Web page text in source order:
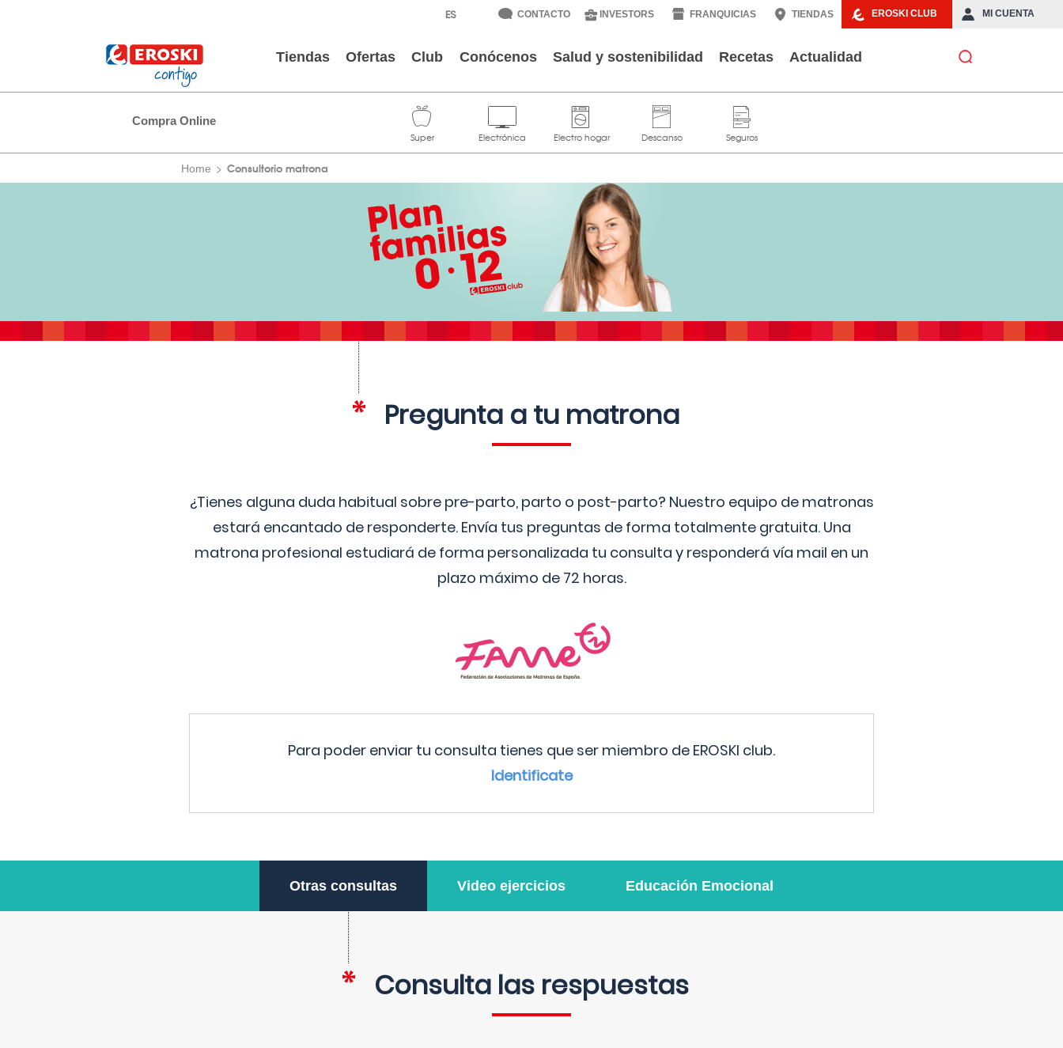
EROSKI CLUB MI CUENTA
CONTACTO INVESTORS FRANQUICIAS TIENDAS
Tiendas Ofertas Club Conócenos Salud y sostenibilidad Recetas Actualidad
Compra Online
Home Consultorio matrona
Pregunta a tu matrona
¿Tienes alguna duda habitual sobre pre-parto, parto o post-parto? Nuestro equipo de matronas
estará encantado de responderte. Envía tus preguntas de forma totalmente gratuita. Una
matrona profesional estudiará de forma personalizada tu consulta y responderá vía mail en un
plazo máximo de 72 horas.
Para poder enviar tu consulta tienes que ser miembro de EROSKI club.
Identificate
Otras consultas Video ejercicios Educación Emocional
Consulta las respuestas